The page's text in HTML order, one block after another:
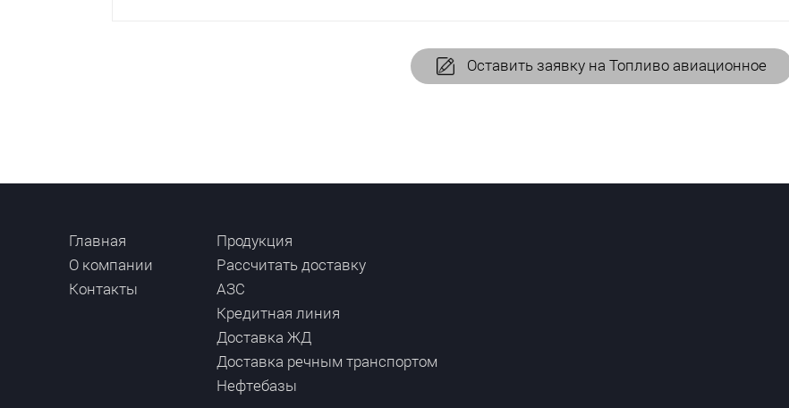
Оставить заявку на Топливо авиационное
Главная
О компании
Контакты
Продукция
Рассчитать доставку
АЗС
Кредитная линия
Доставка ЖД
Доставка речным транспортом
Нефтебазы